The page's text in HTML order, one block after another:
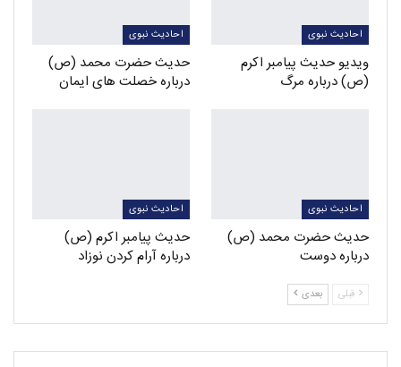
احادیث نبوی
ویدیو حدیث پیامبر اکرم
(ص) درباره مرگ
احادیث نبوی
حدیث حضرت محمد (ص)
درباره خصلت های ایمان
احادیث نبوی
حدیث حضرت محمد (ص)
درباره دوست
احادیث نبوی
حدیث پیامبر اکرم (ص)
درباره آرام کردن نوزاد
قبلی بعدی